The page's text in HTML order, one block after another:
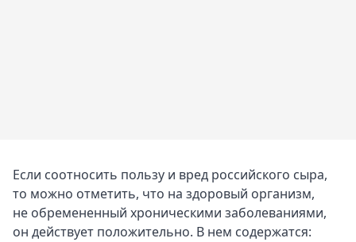
Если соотносить пользу и вред российского сыра,
то можно отметить, что на здоровый организм,
не обремененный хроническими заболеваниями,
он действует положительно. В нем содержатся: